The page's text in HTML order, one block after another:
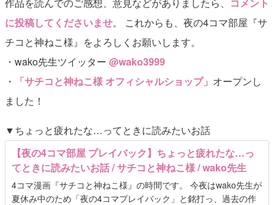
に投稿してくださいませ。 これからも、夜の4コマ部屋『サ
チコと神ねこ様』をよろしくお願いします。
・wako先生ツイッター @wako3999
・
「サチコと神ねこ様 オフィシャルショップ」 オープンし
ました！
▼ちょっと疲れたな…ってときに読みたいお話
【夜の4コマ部屋 プレイバック】ちょっと疲れたな…っ
てときに読みたいお話 / サチコと神ねこ様 / wako先生
4コマ漫画『サチコと神ねこ様』の時間です。 今夜はwako先生が
夏休み中のため「夜の4コマプレイバック」と銘打っ、過去の作